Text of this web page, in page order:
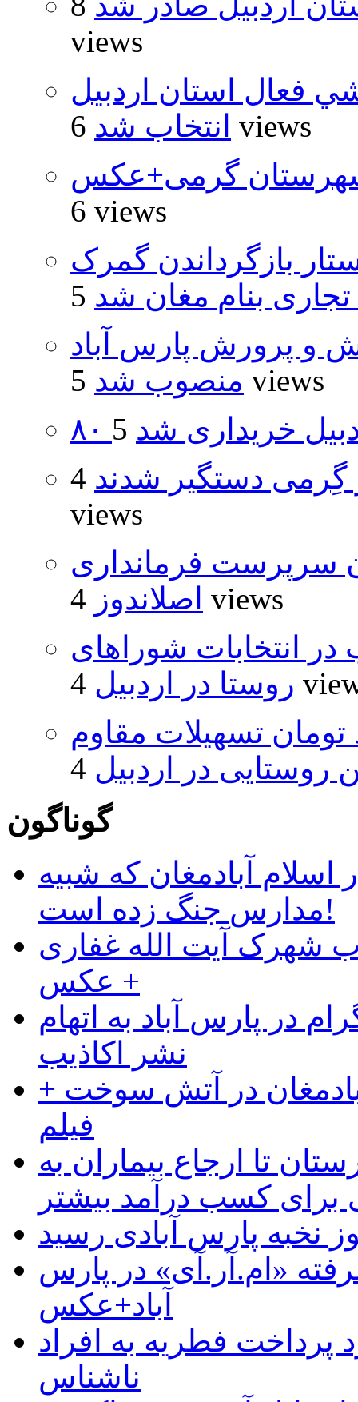
views
فعال استان اردبيل
انتخاب شد 6 views
گرمی+عکس
6 views
بازگرداندن گمرک
تجاری بنام مغان شد
و پرورش پارس آباد
منصوب شد 5 views
خریداری شد
دستگیر شدند 4
views
سرپرست فرمانداری
اصلاندوز 4 views
۵۰۰۰ داوطلب در انتخابات شوراهای
روستا در اردبیل 4
و ۴۸۰ میلیارد تومان تسهیلات مقاوم
در اردبیل
گوناگون
آبادمغان که شبیه
مدارس جنگ زده است!
شهرک آیت الله غفاری
+ عکس
در پارس آباد به اتهام
نشر اکاذیب
در آتش سوخت +
فیلم
تا ارجاع بیماران به
کسب درآمد بیشتر
نخبه پارس آبادی رسید
«ام.آر.آی» در پارس
آباد+عکس
پرداخت فطریه به افراد
ناشناس